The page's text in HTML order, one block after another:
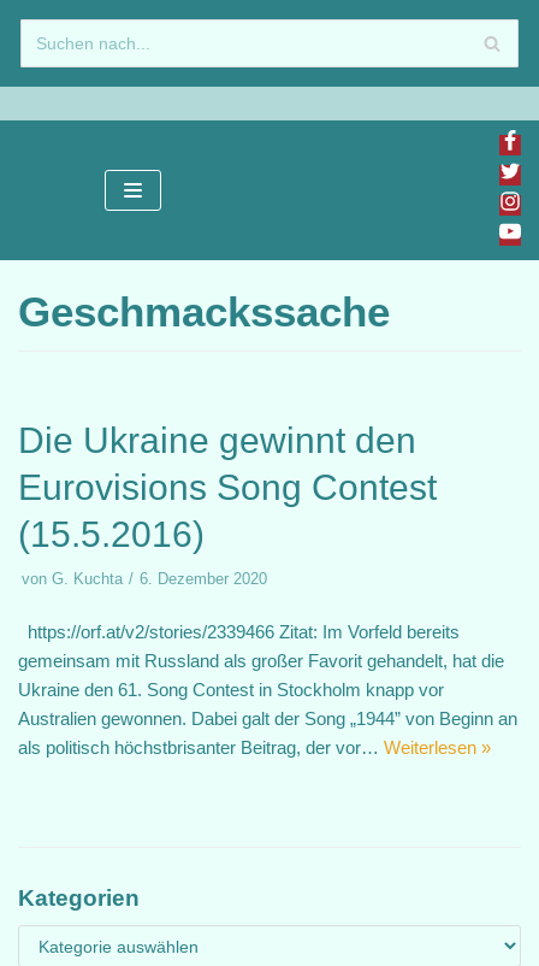
Zum
Inhalt
springen
Geschmackssache
Die Ukraine gewinnt den
Eurovisions Song Contest
(15.5.2016)
von G. Kuchta 6. Dezember 2020
https://orf.at/v2/stories/2339466 Zitat: Im Vorfeld bereits
gemeinsam mit Russland als großer Favorit gehandelt, hat die
Ukraine den 61. Song Contest in Stockholm knapp vor
Australien gewonnen. Dabei galt der Song „1944” von Beginn an
als politisch höchstbrisanter Beitrag, der vor… Weiterlesen »
Kategorien